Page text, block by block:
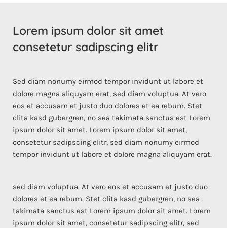
Lorem ipsum dolor sit amet
consetetur sadipscing elitr
Sed diam nonumy eirmod tempor invidunt ut labore et
dolore magna aliquyam erat, sed diam voluptua. At vero
eos et accusam et justo duo dolores et ea rebum. Stet
clita kasd gubergren, no sea takimata sanctus est Lorem
ipsum dolor sit amet. Lorem ipsum dolor sit amet,
consetetur sadipscing elitr, sed diam nonumy eirmod
tempor invidunt ut labore et dolore magna aliquyam erat.
sed diam voluptua. At vero eos et accusam et justo duo
dolores et ea rebum. Stet clita kasd gubergren, no sea
takimata sanctus est Lorem ipsum dolor sit amet. Lorem
ipsum dolor sit amet, consetetur sadipscing elitr, sed